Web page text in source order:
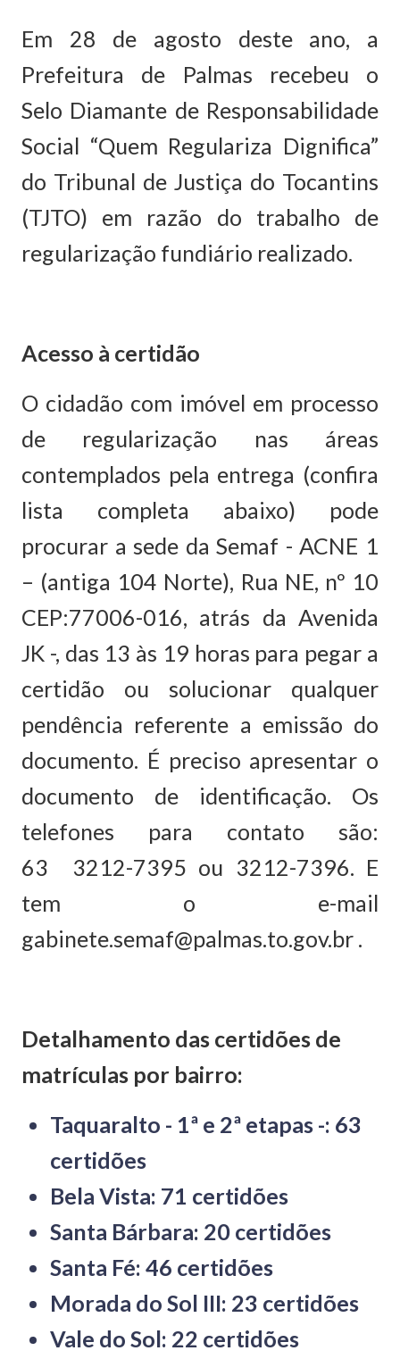
Em 28 de agosto deste ano, a
Prefeitura de Palmas recebeu o
Selo Diamante de Responsabilidade
Social “Quem Regulariza Dignifica”
do Tribunal de Justiça do Tocantins
(TJTO) em razão do trabalho de
regularização fundiário realizado.
Acesso à certidão
O cidadão com imóvel em processo
de regularização nas áreas
contemplados pela entrega (confira
lista completa abaixo) pode
procurar a sede da Semaf - ACNE 1
– (antiga 104 Norte), Rua NE, nº 10
CEP:77006-016, atrás da Avenida
JK -, das 13 às 19 horas para pegar a
certidão ou solucionar qualquer
pendência referente a emissão do
documento. É preciso apresentar o
documento de identificação. Os
telefones para contato são:
63 3212-7395 ou 3212-7396. E
tem o e-mail
gabinete.semaf@palmas.to.gov.br .
Detalhamento das certidões de
matrículas por bairro:
Taquaralto - 1ª e 2ª etapas -: 63
certidões
Bela Vista: 71 certidões
Santa Bárbara: 20 certidões
Santa Fé: 46 certidões
Morada do Sol III: 23 certidões
Vale do Sol: 22 certidões